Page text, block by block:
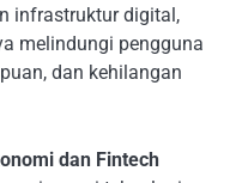
infrastruktur digital,
melindungi pengguna
dan kehilangan
dan Fintech